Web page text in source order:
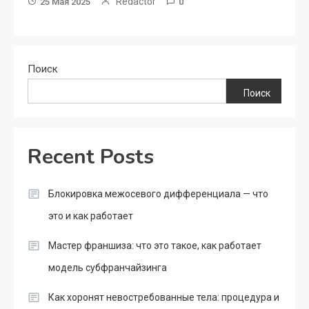
Поиск
Поиск
Recent Posts
Блокировка межосевого дифференциала — что
это и как работает
Мастер франшиза: что это такое, как работает
модель субфранчайзинга
Как хоронят невостребованные тела: процедура и